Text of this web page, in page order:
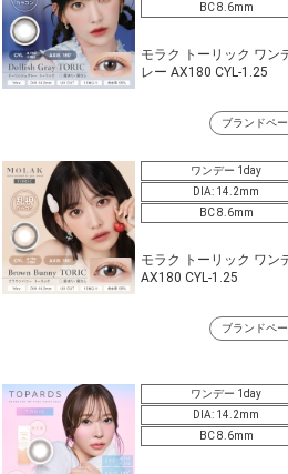
BC 8.6mm
モラク トーリック ワン
レー AX180 CYL-1.25
ブランドペ
ワンデー 1day
DIA: 14.2mm
BC 8.6mm
モラク トーリック ワン
AX180 CYL-1.25
ブランドペ
ワンデー 1day
DIA: 14.2mm
BC 8.6mm